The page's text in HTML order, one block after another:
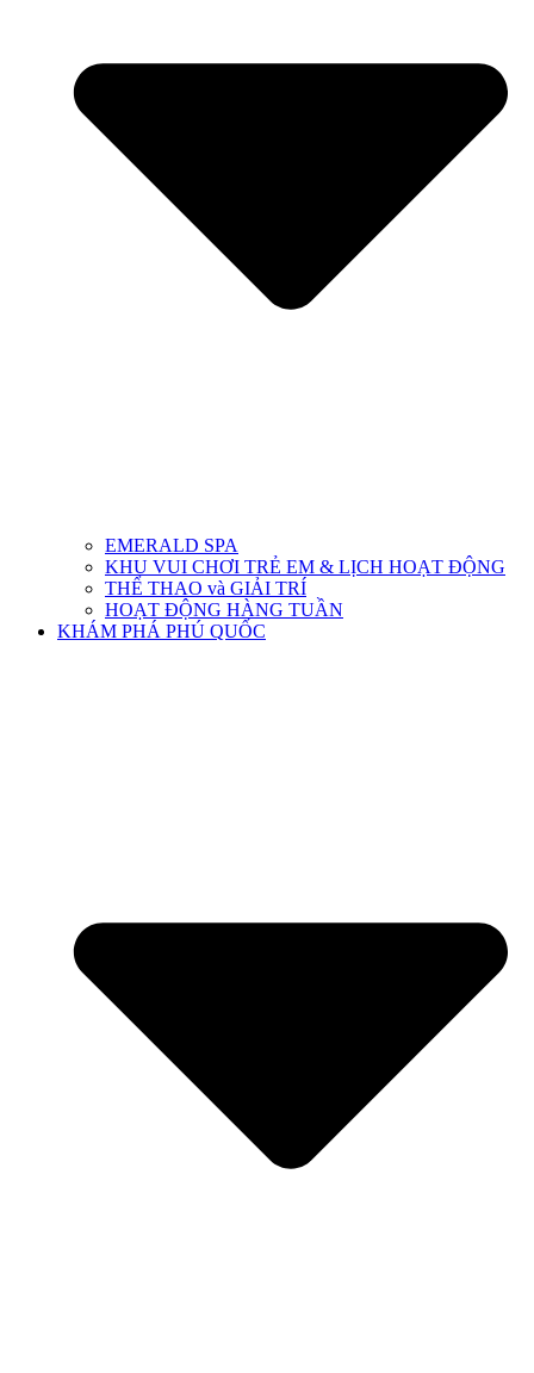
EMERALD SPA
KHU VUI CHƠI TRẺ EM & LỊCH HOẠT ĐỘNG
THỂ THAO và GIẢI TRÍ
HOẠT ĐỘNG HÀNG TUẦN
KHÁM PHÁ PHÚ QUỐC